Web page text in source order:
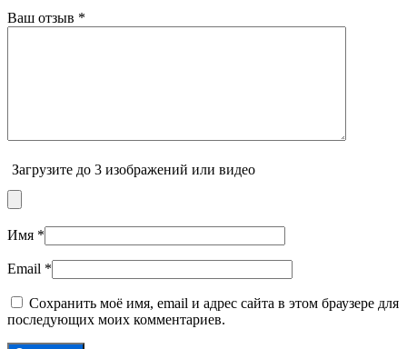
Ваш отзыв *
Загрузите до 3 изображений или видео
Имя *
Email *
Сохранить моё имя, email и адрес сайта в этом браузере для
последующих моих комментариев.